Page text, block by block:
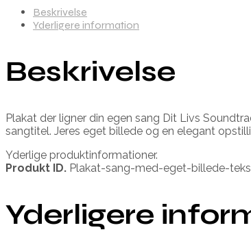
Beskrivelse
Yderligere information
Beskrivelse
Plakat der ligner din egen sang Dit Livs
sangtitel. Jeres eget billede og en elegant
Yderlige produktinformationer.
Produkt ID. Plakat-sang-med-eget-billede-
Yderligere